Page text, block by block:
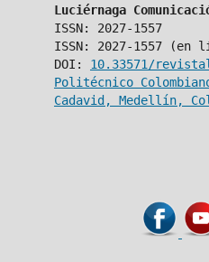
Luciérnaga
ISSN: 2027-1557
ISSN: 2027-1557 (en
DOI: 10.33571/
Politécnico
Cadavid, Medellín,